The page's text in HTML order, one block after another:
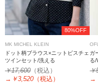
80%OFF
MK MICHEL KLEIN
ドット柄ブラウス×ニットビスチェ
ツインセット/洗える
￥17,600 （税込）
→ ￥3,520 （税込）
ガ
る/
￥
→